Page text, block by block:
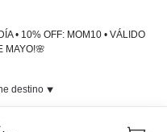
• 10% OFF: MOM10 • VÁLIDO
MAYO!🌸
destino⯆